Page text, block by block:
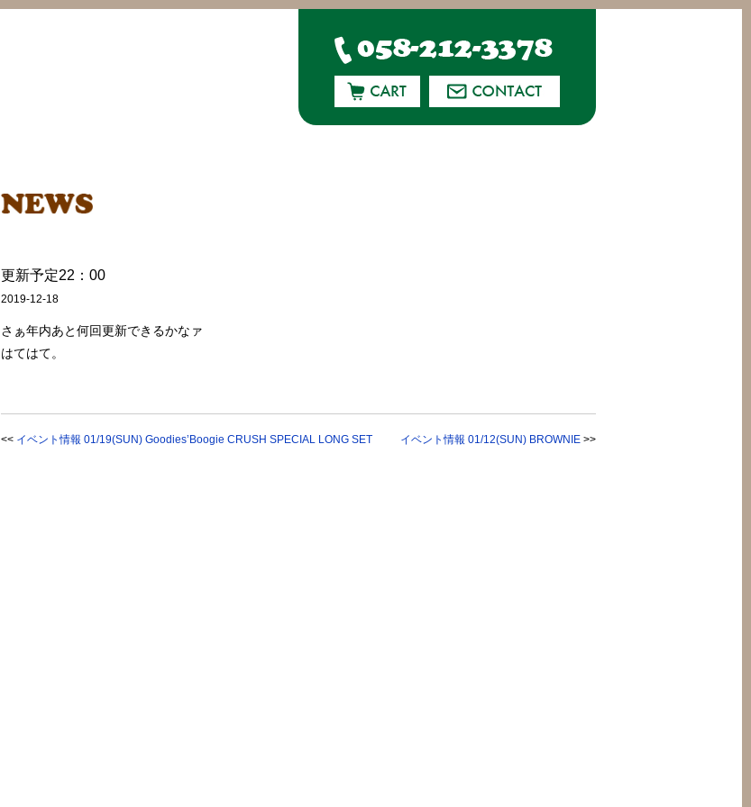
更新予定22：00
2019-12-18
さぁ年内あと何回更新できるかなァ
はてはて。
<< イベント情報 01/19(SUN) Goodies’Boogie CRUSH SPECIAL LONG SET イベント情報 01/12(SUN) BROWNIE >>